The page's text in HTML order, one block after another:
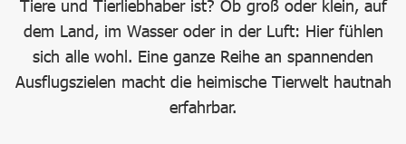
Tiere und Tierliebhaber ist? Ob groß oder klein, auf
dem Land, im Wasser oder in der Luft: Hier fühlen
sich alle wohl. Eine ganze Reihe an spannenden
Ausflugszielen macht die heimische Tierwelt hautnah
erfahrbar.